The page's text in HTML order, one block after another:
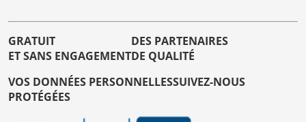
GRATUIT
ET SANS ENGAGEMENT
DES PARTENAIRES
DE QUALITÉ
VOS DONNÉES PERSONNELLES
PROTÉGÉES
SUIVEZ-NOUS